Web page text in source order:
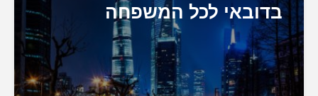
בדובאי לכל המשפחה